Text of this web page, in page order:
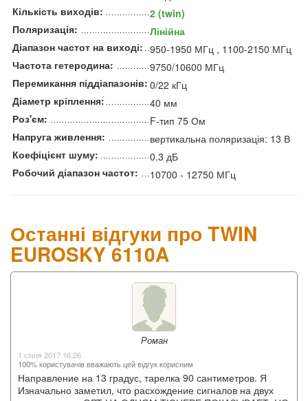
Кількість виходів:
2 (twin)
Поляризація:
Лінійна
Діапазон частот на виході: 950-1950 МГц , 1100-2150 МГц
Частота гетеродина:
9750/10600 МГц
Перемикання піддіапазонів: 0/22 кГц
Діаметр кріплення:
40 мм
Роз'єм:
F-тип 75 Ом
Напруга живлення:
вертикальна поляризація: 13 В
Коефіцієнт шуму:
0.3 дБ
Робочий діапазон частот:
10700 - 12750 МГц
Останні відгуки про TWIN
EUROSKY 6110A
Роман
1 січня 2017 16:26
100% користувачів вважають цей відгук корисним
Направление на 13 градус, тарелка 90 сантиметров. Я
Изначально заметил, что расхождение сигналов на двух